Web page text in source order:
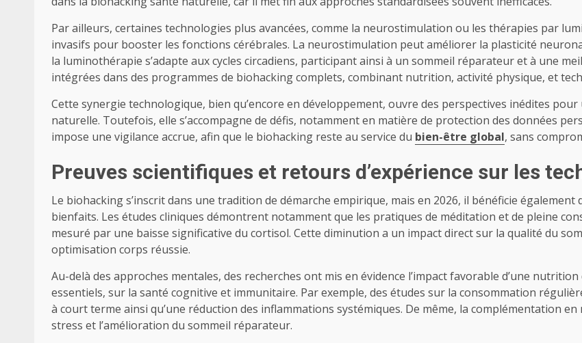
Par ailleurs, certaines technologies plus avancées, comme la neurostimulation ou les thérapies par
invasifs pour booster les fonctions cérébrales. La neurostimulation peut améliorer la plasticité
la luminothérapie s’adapte aux cycles circadiens, participant ainsi à un sommeil réparateur et à une
intégrées dans des programmes de biohacking complets, combinant nutrition, activité physique, et
Cette synergie technologique, bien qu’encore en développement, ouvre des perspectives inédites
naturelle. Toutefois, elle s’accompagne de défis, notamment en matière de protection des données
impose une vigilance accrue, afin que le biohacking reste au service du bien-être global, sans
Preuves scientifiques et retours d’expérience sur les
Le biohacking s’inscrit dans une tradition de démarche empirique, mais en 2026, il bénéficie
bienfaits. Les études cliniques démontrent notamment que les pratiques de méditation et de pleine
mesuré par une baisse significative du cortisol. Cette diminution a un impact direct sur la qualité du
optimisation corps réussie.
Au-delà des approches mentales, des recherches ont mis en évidence l’impact favorable d’une
essentiels, sur la santé cognitive et immunitaire. Par exemple, des études sur la consommation
à court terme ainsi qu’une réduction des inflammations systémiques. De même, la complémentation
stress et l’amélioration du sommeil réparateur.